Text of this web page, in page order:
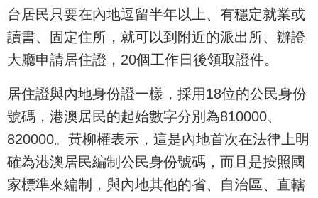
台居民只要在內地逗留半年以上、有穩定就業或
讀書、固定住所，就可以到附近的派出所、辦證
大廳申請居住證，20個工作日後領取證件。
居住證與內地身份證一樣，採用18位的公民身份
號碼，港澳居民的起始數字分別為810000、
820000。黃柳權表示，這是內地首次在法律上明
確為港澳居民編制公民身份號碼，而且是按照國
家標準來編制，與內地其他的省、自治區、直轄